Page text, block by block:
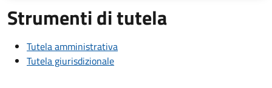
Strumenti di tutela
Tutela amministrativa
Tutela giurisdizionale